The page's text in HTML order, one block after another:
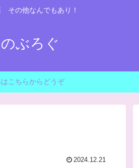
その他なんでもあり！
ぶろぐ
こちらからどうぞ
2024.12.21